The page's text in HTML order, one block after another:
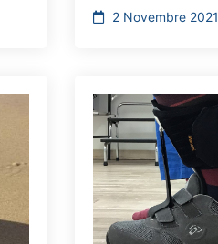
2 Novembre 2021